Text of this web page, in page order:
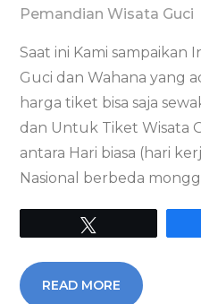
Pemandian Wisata Guci
Saat ini Kami sampaikan
Guci dan Wahana yang
harga tiket bisa saja
dan Untuk Tiket Wisata
antara Hari biasa (hari
Nasional berbeda
READ MORE